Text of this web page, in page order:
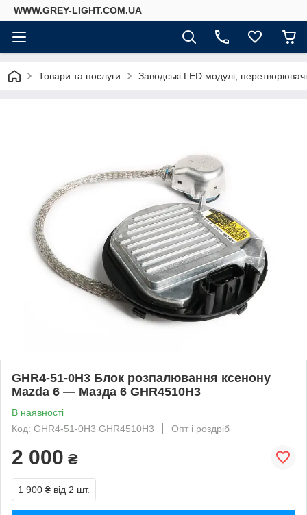
WWW.GREY-LIGHT.COM.UA
Товари та послуги Заводські LED модулі,
GHR4-51-0H3 Блок розпалювання ксенону
Mazda 6 — Мазда 6 GHR4510H3
В наявності
Код: GHR4-51-0H3 GHR4510H3
Опт і роздріб
2 000 ₴
1 900 ₴ від 2 шт.